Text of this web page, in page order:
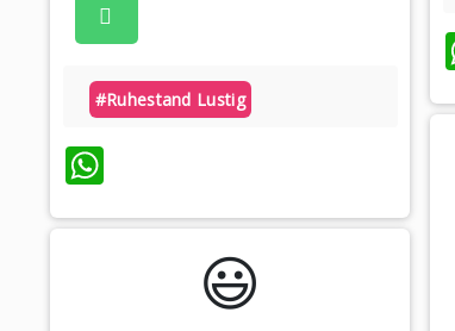
#ruhestand Lustig
WhatsApp
😃️